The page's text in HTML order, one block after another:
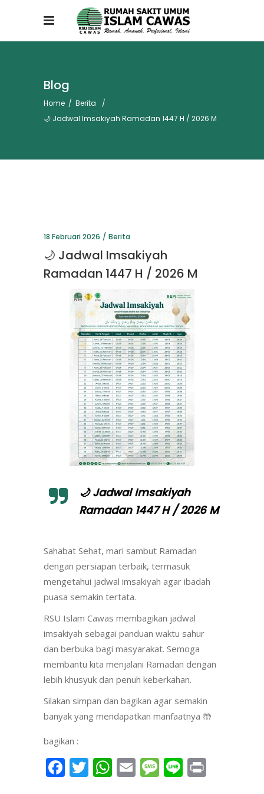
Blog
Home / Berita
/
🌙 Jadwal Imsakiyah Ramadan 1447 H / 2026 M
18 Februari 2026 Berita
🌙 Jadwal Imsakiyah
Ramadan 1447 H / 2026 M
🌙 Jadwal Imsakiyah
Ramadan 1447 H / 2026 M
Sahabat Sehat, mari sambut Ramadan
dengan persiapan terbaik, termasuk
mengetahui jadwal imsakiyah agar ibadah
puasa semakin tertata.
RSU Islam Cawas membagikan jadwal
imsakiyah sebagai panduan waktu sahur
dan berbuka bagi masyarakat. Semoga
membantu kita menjalani Ramadan dengan
lebih khusyuk dan penuh keberkahan.
Silakan simpan dan bagikan agar semakin
banyak yang mendapatkan manfaatnya 🤲
bagikan :
Facebook
Twitter
WhatsApp
EmailMessage
Line